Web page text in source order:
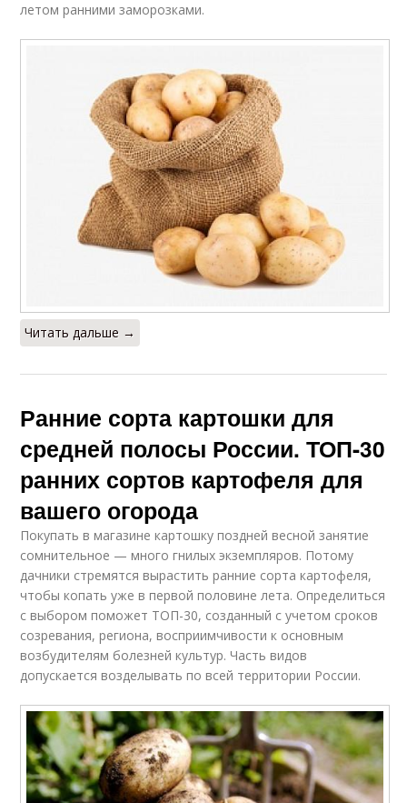
летом ранними заморозками.
Читать дальше →
Ранние сорта картошки для
средней полосы России. ТОП-30
ранних сортов картофеля для
вашего огорода
Покупать в магазине картошку поздней весной занятие
сомнительное — много гнилых экземпляров. Потому
дачники стремятся вырастить ранние сорта картофеля,
чтобы копать уже в первой половине лета. Определиться
с выбором поможет ТОП-30, созданный с учетом сроков
созревания, региона, восприимчивости к основным
возбудителям болезней культур. Часть видов
допускается возделывать по всей территории России.